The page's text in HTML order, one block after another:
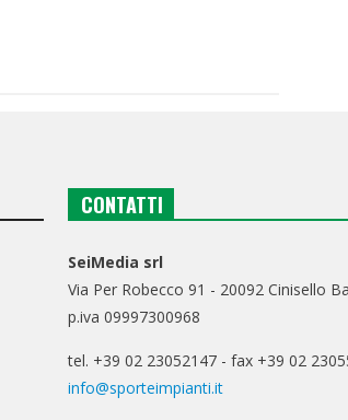
CONTATTI
SeiMedia srl
Via Per Robecco 91 - 20092 Cinisello
p.iva 09997300968
tel. +39 02 23052147 - fax +39 02
info@sporteimpianti.it